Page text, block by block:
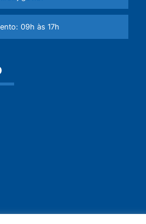
09h às 17h